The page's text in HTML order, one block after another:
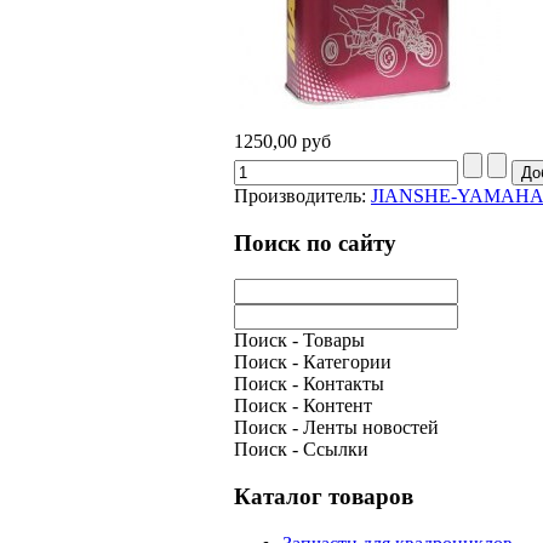
1250,00 руб
Производитель: JIANSHE-YAMAHA
Поиск по сайту
Поиск - Товары
Поиск - Категории
Поиск - Контакты
Поиск - Контент
Поиск - Ленты новостей
Поиск - Ссылки
Каталог товаров